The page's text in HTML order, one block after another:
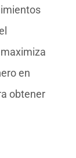
en
obtener